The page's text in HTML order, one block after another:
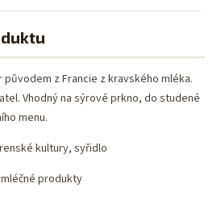
původem z Francie z kravského mléka.
Vhodný na sýrové prkno, do studené
menu.
kultury, syřidlo
produkty